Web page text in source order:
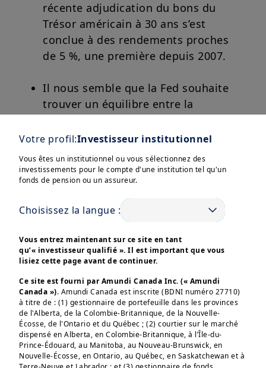
récente adjudication du bons du
Trésor américain à 30 ans s’est
conclue à des rendements proches
de 5 %, une première depuis 2007.
Il nous semble que la Fed souhaite
trouver un équilibre entre la
les éventuelles fragilités de
l’économie.
Afficher plus
Votre profil:Investisseur institutionnel
Vous êtes un institutionnel ou vous sélectionnez des
investissements pour le compte d'une institution tel qu'un
fonds de pension ou un assureur.
Choisissez la langue :
Vous entrez maintenant sur ce site en tant
qu’« investisseur qualifié ». Il est important que vous
lisiez cette page avant de continuer.
Ce site est fourni par Amundi Canada Inc. (« Amundi
Canada »). Amundi Canada est inscrite (BDNI numéro 27710)
à titre de : (1) gestionnaire de portefeuille dans les provinces
de l'Alberta, de la Colombie-Britannique, de la Nouvelle-
Écosse, de l'Ontario et du Québec ; (2) courtier sur le marché
dispensé en Alberta, en Colombie-Britannique, à l’Île-du-
Prince-Édouard, au Manitoba, au Nouveau-Brunswick, en
Nouvelle-Écosse, en Ontario, au Québec, en Saskatchewan et à
Ces informations sont destinées exclusivement aux
investisseurs “Professionnels” au sens de la Directive
et suivants du Règlement Général de l’AMF. Elles ne
s’adressent pas au grand public ou aux particuliers non-
professionnels au sens de toute règlementation locale, ni
aux “US Persons”, telle que cette expression est définie
par la «Regulation S» de la Securities and Exchange
Commission en vertu du U.S. Securities Act de 1933.
Les informations non-contractuelles ne constituent en
aucun cas une offre d’achat, une sollicitation de vente ou